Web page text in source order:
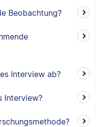
Beobachtung?
Interview ab?
Interview?